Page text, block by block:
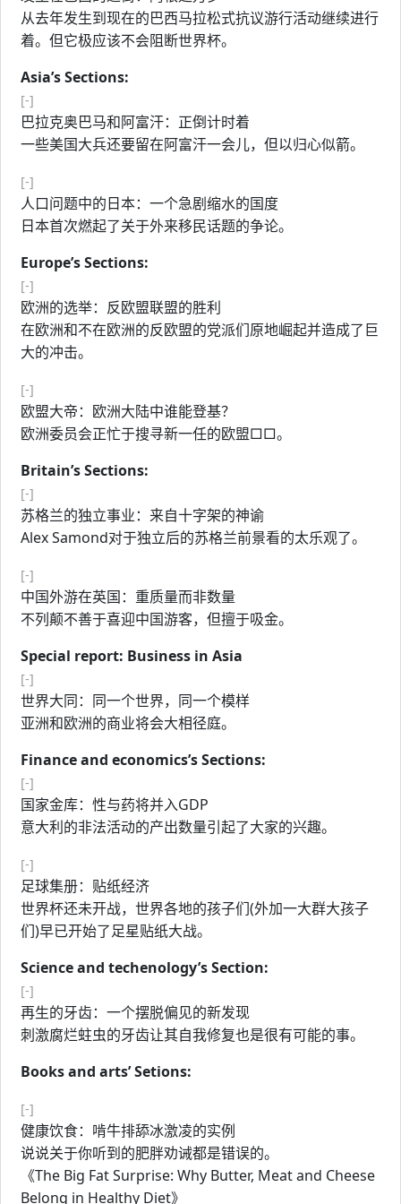
从去年发生到现在的巴西马拉松式抗议游行活动继续进行
着。但它极应该不会阻断世界杯。
Asia’s Sections:
[-]
巴拉克奥巴马和阿富汗：正倒计时着
一些美国大兵还要留在阿富汗一会儿，但以归心似箭。
[-]
人口问题中的日本：一个急剧缩水的国度
日本首次燃起了关于外来移民话题的争论。
Europe’s Sections:
[-]
欧洲的选举：反欧盟联盟的胜利
在欧洲和不在欧洲的反欧盟的党派们原地崛起并造成了巨
大的冲击。
[-]
欧盟大帝：欧洲大陆中谁能登基？
欧洲委员会正忙于搜寻新一任的欧盟□□。
Britain’s Sections:
[-]
苏格兰的独立事业：来自十字架的神谕
Alex Samond对于独立后的苏格兰前景看的太乐观了。
[-]
中国外游在英国：重质量而非数量
不列颠不善于喜迎中国游客，但擅于吸金。
Special report: Business in Asia
[-]
世界大同：同一个世界，同一个模样
亚洲和欧洲的商业将会大相径庭。
Finance and economics’s Sections:
[-]
国家金库：性与药将并入GDP
意大利的非法活动的产出数量引起了大家的兴趣。
[-]
足球集册：贴纸经济
世界杯还未开战，世界各地的孩子们(外加一大群大孩子
们)早已开始了足星贴纸大战。
Science and techenology’s Section:
[-]
再生的牙齿：一个摆脱偏见的新发现
刺激腐烂蛀虫的牙齿让其自我修复也是很有可能的事。
Books and arts’ Setions:
[-]
健康饮食：啃牛排舔冰激凌的实例
说说关于你听到的肥胖劝诫都是错误的。
《The Big Fat Surprise: Why Butter, Meat and Cheese
Belong in Healthy Diet》